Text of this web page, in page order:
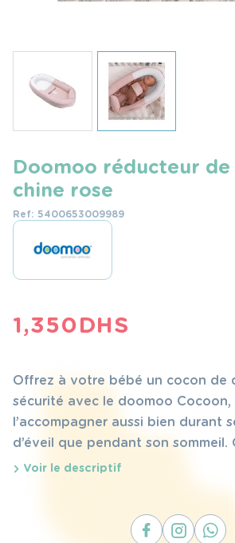
Doomoo réducteur
chine rose
Ref: 5400653009989
1,350DHS
Offrez à votre bébé un cocon de
sécurité avec le doomoo
l’accompagner aussi bien durant
d’éveil que pendant son sommeil.
espace sur-mesure, il recrée la
paisibles et réconfortants.
Voir le descriptif